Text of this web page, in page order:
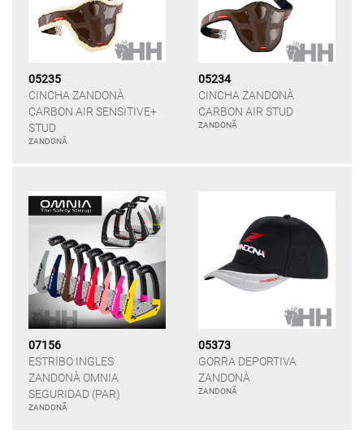
05235
CINCHA ZANDONÀ
CARBON AIR SENSITIVE+
STUD
ZANDONÃ
05234
CINCHA ZANDONÀ
CARBON AIR STUD
ZANDONÃ
07156
ESTRIBO INGLES
ZANDONÀ OMNIA
SEGURIDAD (PAR)
ZANDONÃ
05373
GORRA DEPORTIVA
ZANDONÀ
ZANDONÃ